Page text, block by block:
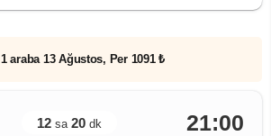
1 araba 13 Ağustos, Per 1091 ₺
12 sa 20 dk 21:00